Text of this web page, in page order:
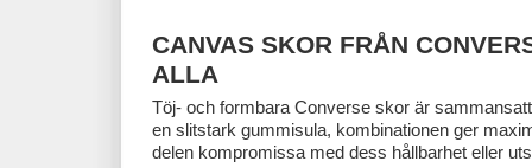
CANVAS SKOR FRÅN
ALLA
Töj- och formbara Converse skor är
en slitstark gummisula, kombinationen ger
delen kompromissa med dess hållbarhet eller